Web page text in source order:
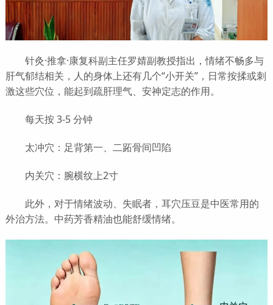
针灸·推拿·康复科副主任罗婧副教授指出，情绪不畅多与
肝气郁结相关，人的身体上还有几个“小开关”，日常按揉或刺
激这些穴位，能起到疏肝理气、安神定志的作用。
每天按 3-5 分钟
太冲穴：足背第一、二跖骨间凹陷
内关穴：腕横纹上2寸
此外，对于情绪波动、失眠者，耳穴压豆是中医常用的
外治方法。中药芳香精油也能舒缓情绪。